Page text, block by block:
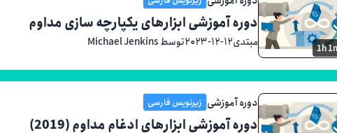
1h
دوره آموزشی ابزارهای یکپارچه سازی مداوم
مبتدی۲۰۲۳-۱۲-۱۲توسط Michael Jenkins
دوره آموزشی زیرنویس فارسی
دوره آموزشی ابزارهای ادغام مداوم (2019)